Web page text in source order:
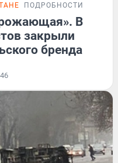
ПОДРОБНОСТИ
В
закрыли
бренда
46